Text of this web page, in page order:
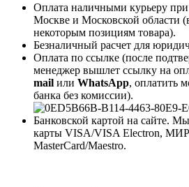
Оплата наличными курьеру при
Москве и Московской области
некоторым позициям товара).
Безналичный расчет для
Оплата по ссылке (после
менеджер вышлет ссылку на
mail или WhatsApp, оплатить
банка без комиссии).
Банковской картой на сайте.
карты VISA/VISA Electron,
MasterCard/Maestro.